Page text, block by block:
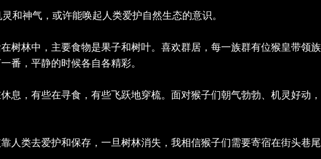
和神气，或许能唤起人类爱护自然生态的意识。
树林中，主要食物是果子和树叶。喜欢群居，每一族群有位猴皇带领
番，平静的时候各自各精彩。
息，有些在寻食，有些飞跃地穿梳。面对猴子们朝气勃勃、机灵好动
人类去爱护和保存，一旦树林消失，我相信猴子们需要寄宿在街头巷尾